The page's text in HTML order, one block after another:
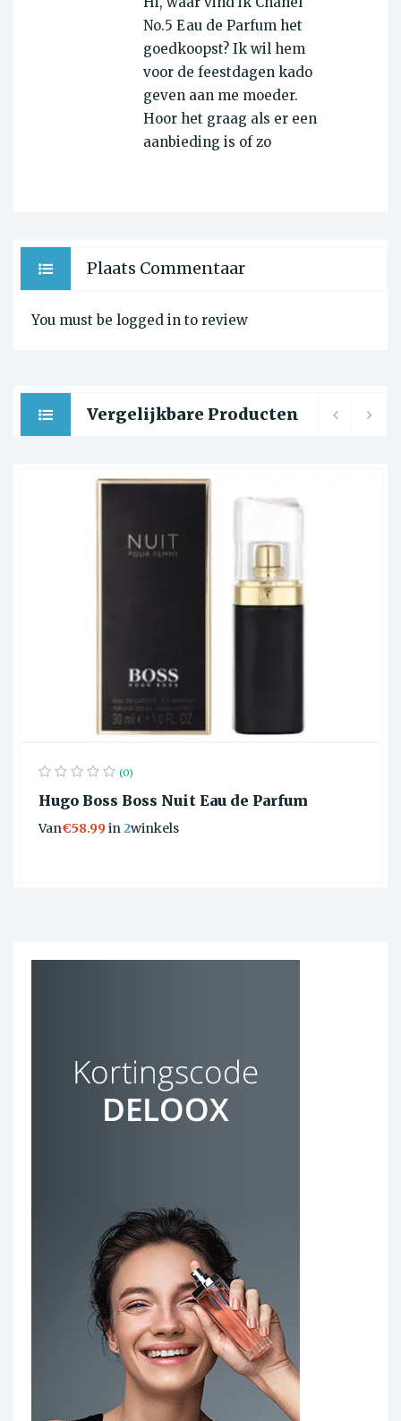
No.5 Eau de Parfum het
goedkoopst? Ik wil hem
voor de feestdagen kado
geven aan me moeder.
Hoor het graag als er een
aanbieding is of zo
Plaats Commentaar
You must be logged in to review
Vergelijkbare Producten
(0)
Hugo Boss Boss Nuit Eau de Parfum
Van€58.99in2winkels